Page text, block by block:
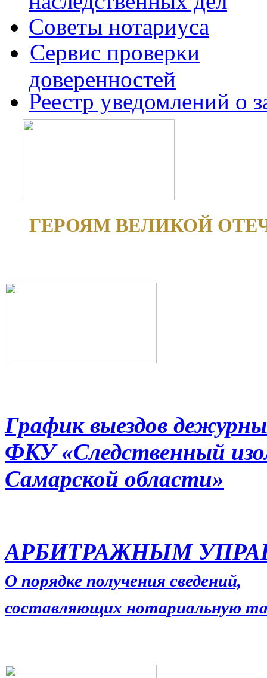
Советы нотариуса
Сервис проверки
доверенностей
Реестр уведомлений о
ГЕРОЯМ ВЕЛИКОЙ
График выездов
ФКУ «Следственный
Самарской области»
АРБИТРАЖНЫМ
О порядке получения сведений,
составляющих нотариальную